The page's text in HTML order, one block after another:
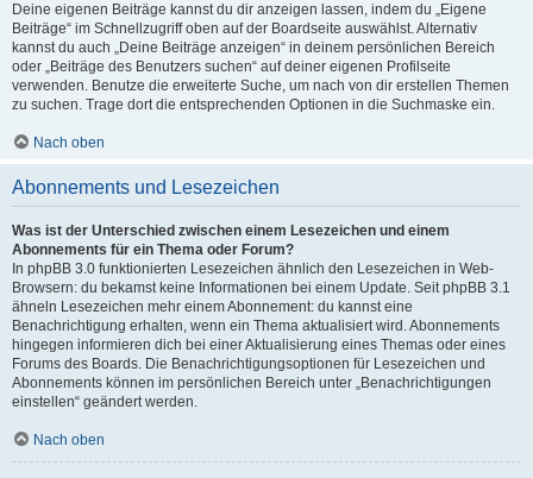
Deine eigenen Beiträge kannst du dir anzeigen lassen, indem du „Eigene
Beiträge“ im Schnellzugriff oben auf der Boardseite auswählst. Alternativ
kannst du auch „Deine Beiträge anzeigen“ in deinem persönlichen Bereich
oder „Beiträge des Benutzers suchen“ auf deiner eigenen Profilseite
verwenden. Benutze die erweiterte Suche, um nach von dir erstellen Themen
zu suchen. Trage dort die entsprechenden Optionen in die Suchmaske ein.
Nach oben
Abonnements und Lesezeichen
Was ist der Unterschied zwischen einem Lesezeichen und einem
Abonnements für ein Thema oder Forum?
In phpBB 3.0 funktionierten Lesezeichen ähnlich den Lesezeichen in Web-
Browsern: du bekamst keine Informationen bei einem Update. Seit phpBB 3.1
ähneln Lesezeichen mehr einem Abonnement: du kannst eine
Benachrichtigung erhalten, wenn ein Thema aktualisiert wird. Abonnements
hingegen informieren dich bei einer Aktualisierung eines Themas oder eines
Forums des Boards. Die Benachrichtigungsoptionen für Lesezeichen und
Abonnements können im persönlichen Bereich unter „Benachrichtigungen
einstellen“ geändert werden.
Nach oben